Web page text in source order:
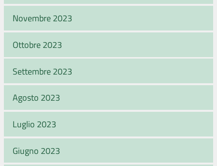
Novembre 2023
Ottobre 2023
Settembre 2023
Agosto 2023
Luglio 2023
Giugno 2023